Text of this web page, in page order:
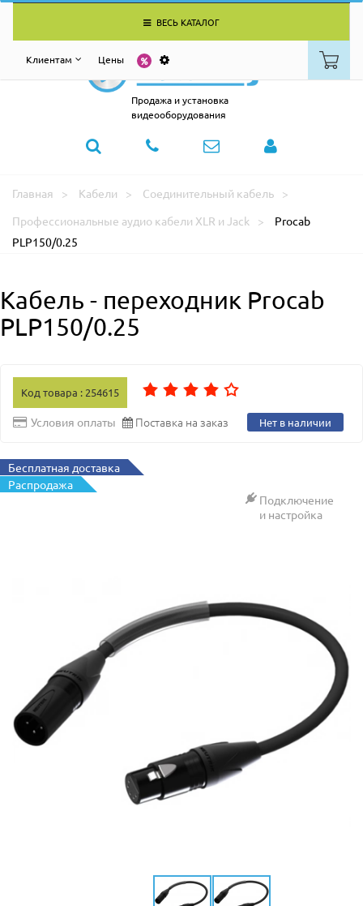
ВЕСЬ КАТАЛОГ
Клиентам Цены
Продажа и установка
видеооборудования
Главная Кабели
Соединительный кабель
Профессиональные аудио кабели XLR и Jack
Procab
PLP150/0.25
Кабель - переходник Procab
PLP150/0.25
Код товара : 254615
Условия оплаты Поставка на заказ Нет в наличии
Бесплатная доставка
Распродажа
Подключение
и настройка